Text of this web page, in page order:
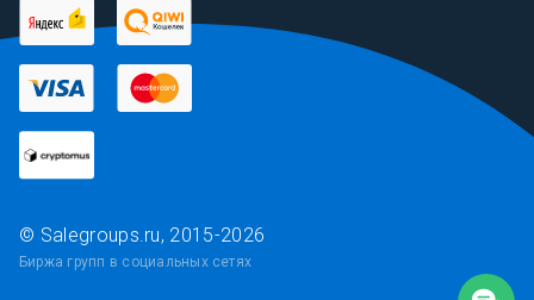
© Salegroups.ru, 2015-2026
Биржа групп в социальных сетях